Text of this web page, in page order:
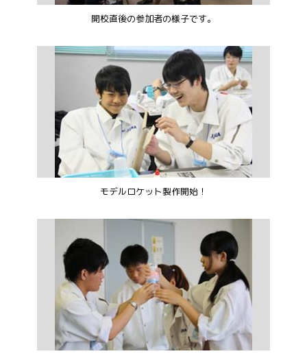
開校直後の参加者の様子です。
モデルロケット製作開始！